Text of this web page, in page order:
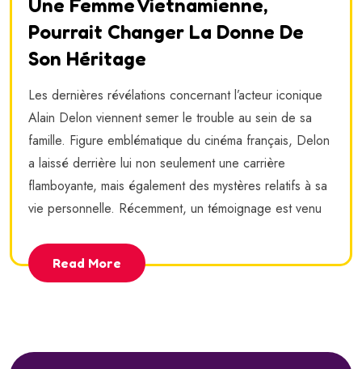
Une Femme Vietnamienne,
Pourrait Changer La Donne De
Son Héritage
Les dernières révélations concernant l’acteur iconique
Alain Delon viennent semer le trouble au sein de sa
famille. Figure emblématique du cinéma français, Delon
a laissé derrière lui non seulement une carrière
flamboyante, mais également des mystères relatifs à sa
vie personnelle. Récemment, un témoignage est venu
Read More